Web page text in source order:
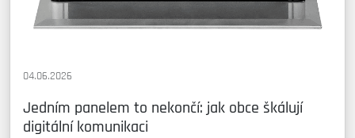
04.06.2026
Jedním panelem to nekončí: jak obce škálují
digitální komunikaci